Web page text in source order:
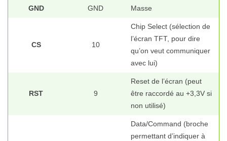
GND GND Masse
CS 10
Chip Select (sélection de
l’écran TFT, pour dire
qu’on veut communiquer
avec lui)
RST 9
Reset de l’écran (peut
être raccordé au +3,3V si
non utilisé)
Data/Command (broche
permettant d’indiquer à